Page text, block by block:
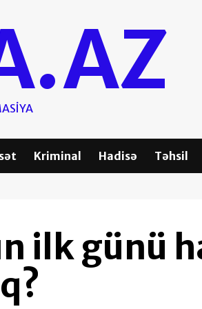
Kriminal Hadisə Təhsil
ilk günü